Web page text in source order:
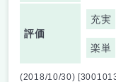
評価
充実
楽単
(2018/10/30)